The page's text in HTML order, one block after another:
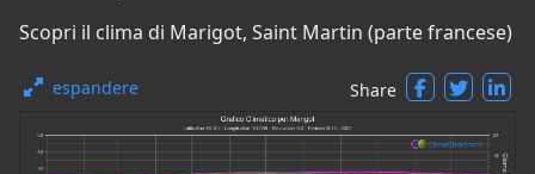
Scopri il clima di Marigot, Saint Martin (parte francese)
espandere Share